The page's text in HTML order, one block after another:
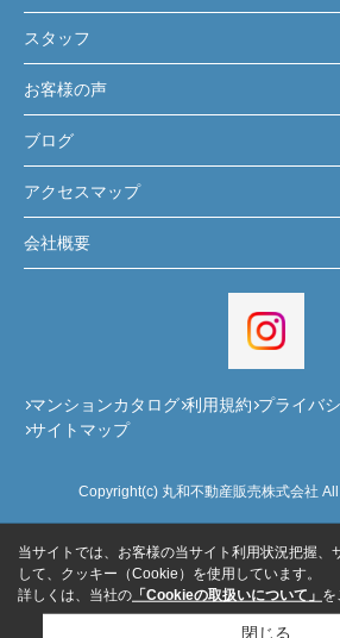
スタッフ
お客様の声
ブログ
アクセスマップ
会社概要
マンションカタログ 利用規約 プライバ
サイトマップ
Copyright(c) 丸和不動産販売株式会社
当サイトでは、お客様の当サイト利用状況把握、
して、クッキー（Cookie）を使用しています。
詳しくは、当社の 「Cookieの取扱いについて」 を
閉じる